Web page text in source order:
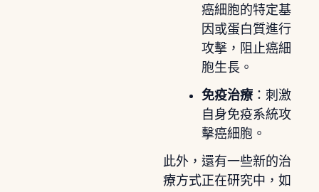
癌細胞的特定基
因或蛋白質進行
攻擊，阻止癌細
胞生長。
免疫治療：刺激
自身免疫系統攻
擊癌細胞。
此外，還有一些新的治
療方式正在研究中，如